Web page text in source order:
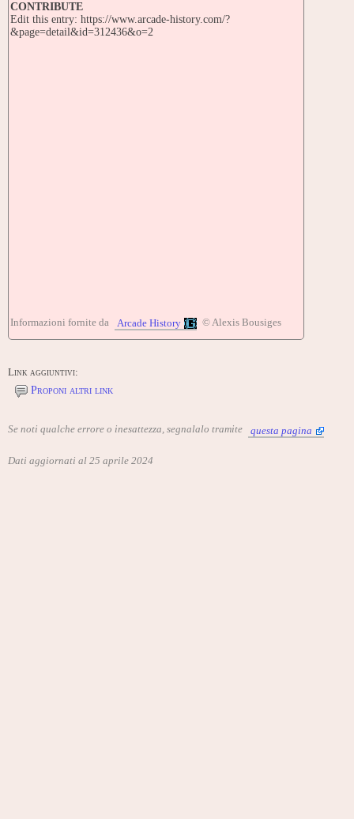
CONTRIBUTE
Edit this entry: https://www.arcade-history.com/?
&page=detail&id=312436&o=2
Informazioni fornite da Arcade History © Alexis Bousiges
Link aggiuntivi:
Proponi altri link
Se noti qualche errore o inesattezza, segnalalo tramite questa pagina
Dati aggiornati al 25 aprile 2024